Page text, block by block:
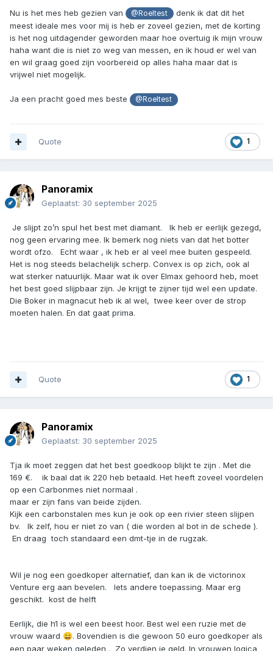
Nu is het mes heb gezien van @Roeltest
denk ik dat dit het
meest ideale mes voor mij is heb er zoveel gezien, met de korting
is het nog uitdagender geworden maar hoe overtuig ik mijn vrouw
haha want die is niet zo weg van messen, en ik houd er wel van
en wil graag goed zijn voorbereid op alles haha maar dat is
vrijwel niet mogelijk.
Ja een pracht goed mes beste @Roeltest
1
Quote
Panoramix
Geplaatst: 30 september 2025
Je slijpt zo’n spul het best met diamant. Ik heb er eerlijk gezegd,
nog geen ervaring mee. Ik bemerk nog niets van dat het botter
wordt ofzo. Echt waar , ik heb er al veel mee buiten gespeeld.
Het is nog steeds belachelijk scherp. Convex is op zich, ook al
wat sterker natuurlijk. Maar wat ik over Elmax gehoord heb, moet
het best goed slijpbaar zijn. Je krijgt te zijner tijd wel een update.
Die Boker in magnacut heb ik al wel, twee keer over de strop
moeten halen. En dat gaat prima.
1
Quote
Panoramix
Geplaatst: 30 september 2025
Tja ik moet zeggen dat het best goedkoop blijkt te zijn . Met die
169 €. ik baal dat ik 220 heb betaald. Het heeft zoveel voordelen
op een Carbonmes niet normaal .
maar er zijn fans van beide zijden.
Kijk een carbonstalen mes kun je ook op een rivier steen slijpen
bv. Ik zelf, hou er niet zo van ( die worden al bot in de schede ).
En draag toch standaard een dmt-tje in de rugzak.
Wil je nog een goedkoper alternatief, dan kan ik de victorinox
Venture erg aan bevelen. Iets andere toepassing. Maar erg
geschikt. kost de helft
Eerlijk, die h1 is wel een beest hoor. Best wel een ruzie met de
vrouw waard 😄. Bovendien is die gewoon 50 euro goedkoper als
een paar weken geleden . Zo verdien je geld. In vrouwen logica